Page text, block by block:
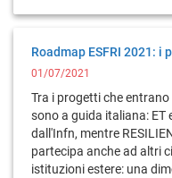
Roadmap ESFRI 2021: i
01/07/2021
Tra i progetti che
sono a guida italiana: ET
dall'Infn, mentre
partecipa anche ad altri
istituzioni estere: una